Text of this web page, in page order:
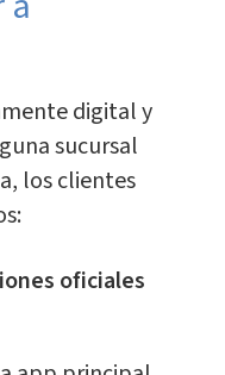
digital y
sucursal
los clientes
oficiales